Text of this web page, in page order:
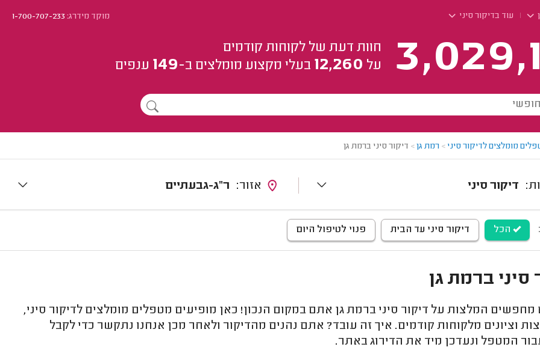
עוד בדיקור סיני מוקד מידרג:1-700-707-233
חוות דעת של לקוחות קודמים
על 12,260 בעלי מקצוע מומלצים ב-149 ענפים
מומלצים לדיקור סיני > רמת גן> דיקור סיני ברמת גן
דיקור סיני ר"ג-גבעתיים
הכל דיקור סיני עד הבית פנוי לטיפול היום
סיני ברמת גן
המלצות על דיקור סיני ברמת גן אתם במקום הנכון! כאן מופיעים מטפלים מומלצים לדיקור סיני,
וציונים מלקוחות קודמים. איך זה עובד? אתם נהנים מהדיקור ולאחר מכן אנחנו נתקשר כדי לקבל
המטפל ונעדכן מיד את הדירוג באתר.